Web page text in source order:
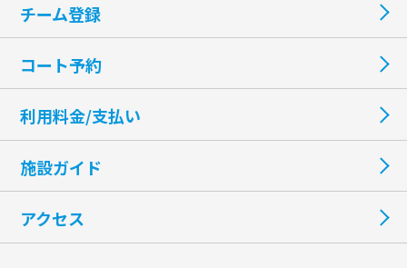
チーム登録
コート予約
利用料金/支払い
施設ガイド
アクセス